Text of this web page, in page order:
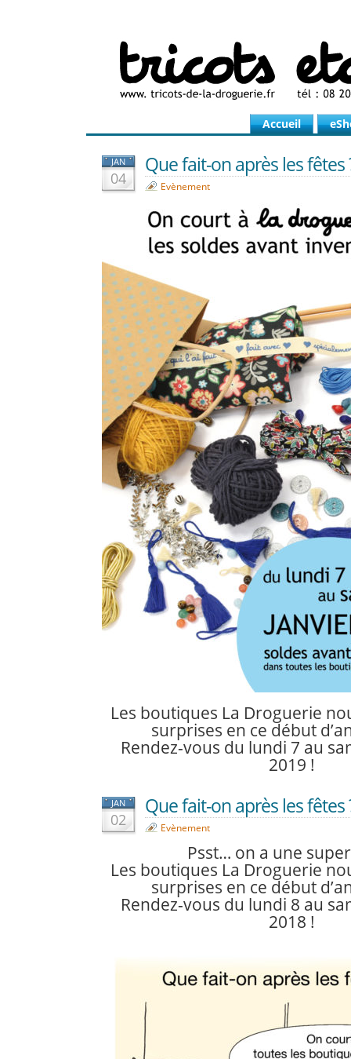
Accueil
JAN
04
Que fait-on après les fêtes
Evènement
Les boutiques La Droguerie
surprises en ce début
Rendez-vous du lundi 7 au
2019 !
JAN
02
Que fait-on après les fêtes
Evènement
Psst… on a une
Les boutiques La Droguerie
surprises en ce début
Rendez-vous du lundi 8 au
2018 !